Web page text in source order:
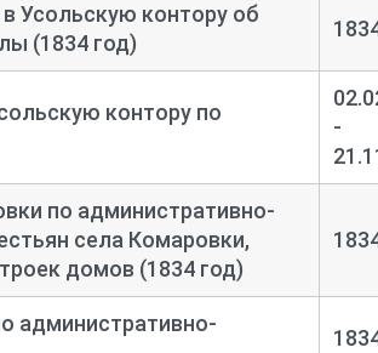
Усольскую контору об
(1834 год)
контору по
-
по административно-
села Комаровки,
домов (1834 год)
административно-